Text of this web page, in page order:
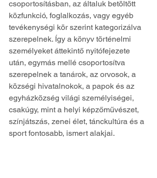
csoportosításban, az általuk betöltött
közfunkció, foglalkozás, vagy egyéb
tevékenységi kör szerint kategorizálva
szerepelnek. Így a könyv történelmi
személyeket áttekintő nyitófejezete
után, egymás mellé csoportosítva
szerepelnek a tanárok, az orvosok, a
községi hivatalnokok, a papok és az
egyházközség világi személyiségei,
csakúgy, mint a helyi képzőművészet,
színjátszás, zenei élet, tánckultúra és a
sport fontosabb, ismert alakjai.